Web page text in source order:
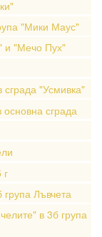
"Мики Маус"
и "Мечо Пух"
"Усмивка"
сграда
Лъвчета
в 3б група